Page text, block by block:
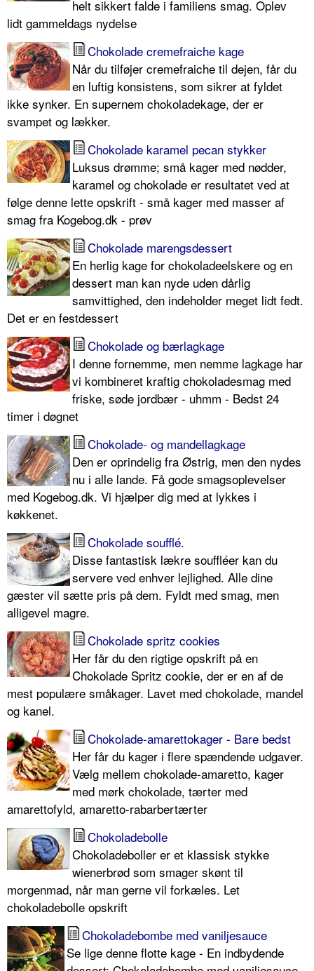
helt sikkert falde i familiens smag. Oplev
lidt gammeldags nydelse
Chokolade cremefraiche kage
Når du tilføjer cremefraiche til dejen, får du
en luftig konsistens, som sikrer at fyldet
ikke synker. En supernem chokoladekage, der er
svampet og lækker.
Chokolade karamel pecan stykker
Luksus drømme; små kager med nødder,
karamel og chokolade er resultatet ved at
følge denne lette opskrift - små kager med masser af
smag fra Kogebog.dk - prøv
Chokolade marengsdessert
En herlig kage for chokoladeelskere og en
dessert man kan nyde uden dårlig
samvittighed, den indeholder meget lidt fedt.
Det er en festdessert
Chokolade og bærlagkage
I denne fornemme, men nemme lagkage har
vi kombineret kraftig chokoladesmag med
friske, søde jordbær - uhmm - Bedst 24
timer i døgnet
Chokolade- og mandellagkage
Den er oprindelig fra Østrig, men den nydes
nu i alle lande. Få gode smagsoplevelser
med Kogebog.dk. Vi hjælper dig med at lykkes i
køkkenet.
Chokolade soufflé.
Disse fantastisk lækre souffléer kan du
servere ved enhver lejlighed. Alle dine
gæster vil sætte pris på dem. Fyldt med smag, men
alligevel magre.
Chokolade spritz cookies
Her får du den rigtige opskrift på en
Chokolade Spritz cookie, der er en af de
mest populære småkager. Lavet med chokolade, mandel
og kanel.
Chokolade-amarettokager - Bare bedst
Her får du kager i flere spændende udgaver.
Vælg mellem chokolade-amaretto, kager
med mørk chokolade, tærter med
amarettofyld, amaretto-rabarbertærter
Chokoladebolle
Chokoladeboller er et klassisk stykke
wienerbrød som smager skønt til
morgenmad, når man gerne vil forkæles. Let
chokoladebolle opskrift
Chokoladebombe med vaniljesauce
Se lige denne flotte kage - En indbydende